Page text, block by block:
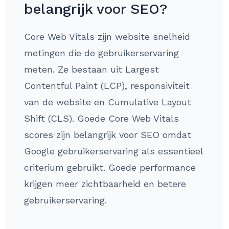
belangrijk voor SEO?
Core Web Vitals zijn website snelheid
metingen die de gebruikerservaring
meten. Ze bestaan uit Largest
Contentful Paint (LCP), responsiviteit
van de website en Cumulative Layout
Shift (CLS). Goede Core Web Vitals
scores zijn belangrijk voor SEO omdat
Google gebruikerservaring als essentieel
criterium gebruikt. Goede performance
krijgen meer zichtbaarheid en betere
gebruikerservaring.